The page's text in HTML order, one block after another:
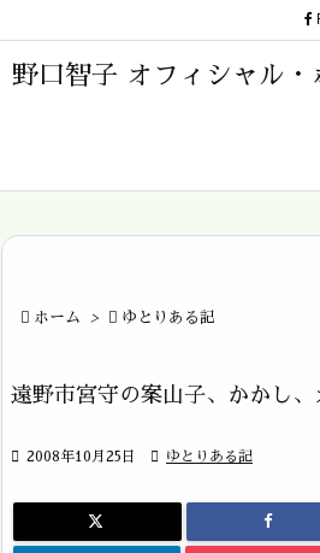
野口智子 オフィシャル・
 ホーム >  ゆとりある記
遠野市宮守の案山子、かかし、
 2008年10月25日  ゆとりある記